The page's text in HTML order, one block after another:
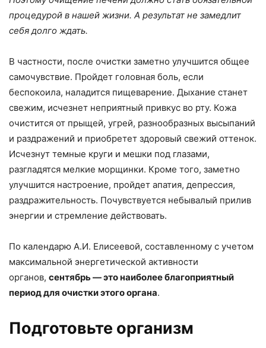
процедурой в нашей жизни. А результат не замедлит
себя долго ждать.
В частности, после очистки заметно улучшится общее
самочувствие. Пройдет головная боль, если
беспокоила, наладится пищеварение. Дыхание станет
свежим, исчезнет неприятный привкус во рту. Кожа
очистится от прыщей, угрей, разнообразных высыпаний
и раздражений и приобретет здоровый свежий оттенок.
Исчезнут темные круги и мешки под глазами,
разгладятся мелкие морщинки. Кроме того, заметно
улучшится настроение, пройдет апатия, депрессия,
раздражительность. Почувствуется небывалый прилив
энергии и стремление действовать.
По календарю А.И. Елисеевой, составленному с учетом
максимальной энергетической активности
органов, сентябрь — это наиболее благоприятный
период для очистки этого органа.
Подготовьте организм